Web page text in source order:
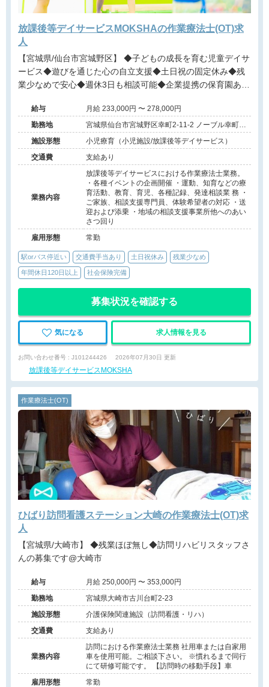
放課後等デイサービスMOKSHAの作業療法士(OT)求
人
【宮城県/仙台市宮城野区】 ◆子どもの成長を育む児童デイサ
ービス◆遊びを通じた心の自立支援◆土日祝の固定休み◆残
業少なめで安心◆週休3日も相談可能◆企業提携の保育園あり
ーム◆未経験から挑戦可能
給与
月給 233,000円 〜 278,000円
勤務地
宮城県仙台市宮城野区幸町2-11-2 ノーブル幸町
101
施設形態
小児療育（小児施設/放課後等デイサービス）
交通費
支給あり
業務内容
放課後等デイサービスにおける作業療法士業務。
・各種イベントの企画開催 ・運動、知育などの療
育活動、教育、育児、各種記録、発達相談業 務 ・
ご家族、相談支援専門員、体験希望者の対応 ・送
迎および添乗 ・地域の相談支援事業所他へのあい
さつ回り
雇用形態
常勤
駅orバス停近い 交通費手当あり 土日祝休み 残業少なめ
年間休日120日以上 社会保険完備
募集状況を確認する
気になる 求人情報を見る
お問い合わせ番号 : J101244426 2026年07月30日 更新
放課後等デイサービスMOKSHA
作業療法士(OT)
ひばり訪問看護ステーション大崎の作業療法士(OT)求
人
【宮城県/大崎市】 ◆残業ほぼ無し◆訪問リハビリスタッフさ
んの募集です@大崎市
給与
月給 250,000円 〜 353,000円
勤務地
宮城県大崎市古川台町2-23
施設形態
介護保険関連施設（訪問看護・リハ）
交通費
支給あり
業務内容
訪問における作業療法士業務 社用車または自家用
車を使用可能。ご相談下さい。 ※慣れるまで同行
にて研修可能です。 【訪問時の移動手段】車
雇用形態
常勤